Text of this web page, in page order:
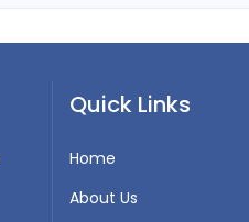
Quick Links
Home
About Us